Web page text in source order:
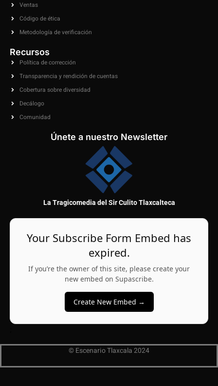
Ventas
Código de ética
Metodología de verificación
Recursos
Política de corrección
Transparencia y rendición de cuentas
Cobertura sobre diversidad
Decálogo
Comunidad
Únete a nuestro Newsletter
La Tragicomedia del Sir Culito Tlaxcalteca
Your Subscribe Form Embed has
expired.
If you’re the owner of this site, please create your
new embed on Supascribe.
Create New Embed →
© Escenario Tlaxcala 2024